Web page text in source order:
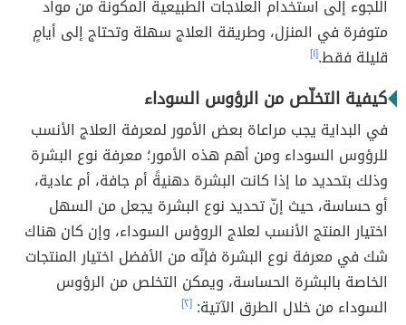
اللجوء إلى استخدام العلاجات الطبيعية المكونة من مواد
متوفرة في المنزل، وطريقة العلاج سهلة وتحتاج إلى أيامٍ
قليلة فقط.[١]
كيفية التخلّص من الرؤوس السوداء
في البداية يجب مراعاة بعض الأمور لمعرفة العلاج الأنسب
للرؤوس السوداء ومن أهم هذه الأمور؛ معرفة نوع البشرة
وذلك بتحديد ما إذا كانت البشرة دهنيةً أم جافة، أم عادية،
أو حساسة، حيث إنّ تحديد نوع البشرة يجعل من السهل
اختيار المنتج الأنسب لعلاج الروؤس السوداء، وإن كان هناك
شك في معرفة نوع البشرة فإنّه من الأفضل اختيار المنتجات
الخاصة بالبشرة الحساسة، ويمكن التخلص من الرؤوس
السوداء من خلال الطرق الآتية: [٢]